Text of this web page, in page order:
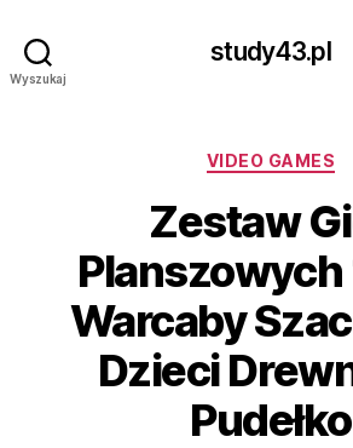
Wyszukaj
study43.pl
Kategorie
VIDEO GAMES
Zestaw
Planszowych
Warcaby
Dzieci
Pudełko